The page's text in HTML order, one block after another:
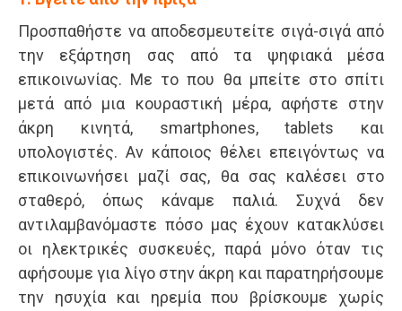
Προσπαθήστε να αποδεσμευτείτε σιγά-σιγά από
την εξάρτηση σας από τα ψηφιακά μέσα
επικοινωνίας. Με το που θα μπείτε στο σπίτι
μετά από μια κουραστική μέρα, αφήστε στην
άκρη κινητά, smartphones, tablets και
υπολογιστές. Αν κάποιος θέλει επειγόντως να
επικοινωνήσει μαζί σας, θα σας καλέσει στο
σταθερό, όπως κάναμε παλιά. Συχνά δεν
αντιλαμβανόμαστε πόσο μας έχουν κατακλύσει
οι ηλεκτρικές συσκευές, παρά μόνο όταν τις
αφήσουμε για λίγο στην άκρη και παρατηρήσουμε
την ησυχία και ηρεμία που βρίσκουμε χωρίς